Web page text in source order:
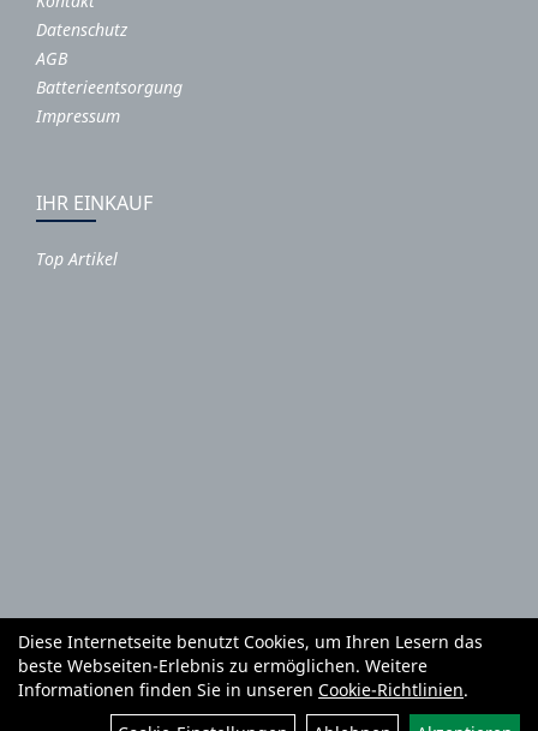
Datenschutz
AGB
Batterieentsorgung
Impressum
IHR EINKAUF
Top Artikel
Autoteile und Zubehör E-Roller
Fahrräder
Fahrradzubehör
Fahrradteile Bekleidung
Mietgeräte
Reifenhandel und Montage
Garten und Forstgeräte Service
Diese Internetseite benutzt Cookies, um Ihren Lesern das
beste Webseiten-Erlebnis zu ermöglichen. Weitere
Informationen finden Sie in unseren Cookie-Richtlinien.